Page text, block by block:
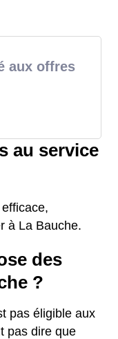
aux offres
au service
à La Bauche.
des
?
pas éligible aux
pas dire que